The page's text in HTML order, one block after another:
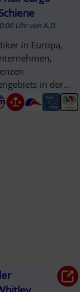
Uhr vonA.D.
in Europa,
in der